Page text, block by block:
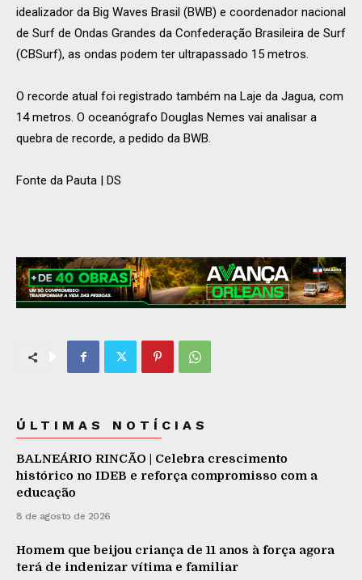
idealizador da Big Waves Brasil (BWB) e coordenador nacional
de Surf de Ondas Grandes da Confederação Brasileira de Surf
(CBSurf), as ondas podem ter ultrapassado 15 metros.
O recorde atual foi registrado também na Laje da Jagua, com
14 metros. O oceanógrafo Douglas Nemes vai analisar a
quebra de recorde, a pedido da BWB.
Fonte da Pauta | DS
ÚLTIMAS NOTÍCIAS
BALNEÁRIO RINCÃO | Celebra crescimento
histórico no IDEB e reforça compromisso com a
educação
8 de agosto de 2026
Homem que beijou criança de 11 anos à força agora
terá de indenizar vítima e familiar